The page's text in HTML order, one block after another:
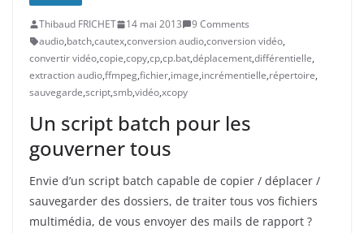
Thibaud FRICHET 14 mai 2013
9 Comments
audio,batch,cautex,conversion audio,conversion vidéo,
convertir vidéo,copie,copy,cp,cp.bat,déplacement,différentielle,
extraction audio,ffmpeg,fichier,image,incrémentielle,répertoire,
sauvegarde,script,smb,vidéo,xcopy
Un script batch pour les
gouverner tous
Envie d’un script batch capable de copier / déplacer /
sauvegarder des dossiers, de traiter tous vos fichiers
multimédia, de vous envoyer des mails de rapport ?